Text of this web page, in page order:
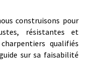
construisons pour
résistantes et
qualifiés
sur sa faisabilité